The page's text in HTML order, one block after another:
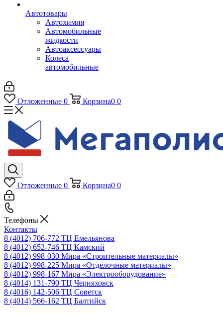
Автотовары
Автохимия
Автомобильные
жидкости
Автоаксессуары
Колеса
автомобильные
Отложенные 0 Корзина0 0
Отложенные 0 Корзина0 0
Телефоны
Контакты
8 (4012) 706-772 ТЦ Емельянова
8 (4012) 652-746 ТЦ Камский
8 (4012) 998-030 Мира «Строительные материалы»
8 (4012) 998-225 Мира «Отделочные материалы»
8 (4012) 998-167 Мира «Электрооборудование»
8 (4014) 131-790 ТЦ Черняховск
8 (4016) 142-506 ТЦ Советск
8 (4014) 566-162 ТЦ Балтийск